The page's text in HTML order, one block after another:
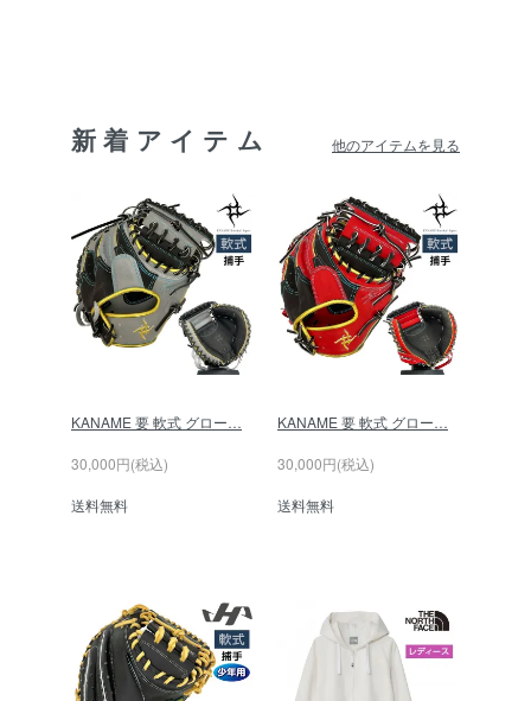
新着アイテム 他のアイテムを見る
KANAME 要 軟式 グロー…
30,000円(税込)
送料無料
KANAME 要 軟式 グロー…
30,000円(税込)
送料無料